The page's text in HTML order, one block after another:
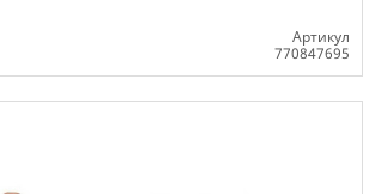
Артикул
770847695